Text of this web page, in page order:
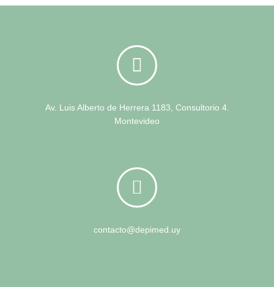
Av. Luis Alberto de Herrera 1183, Consultorio 4.
Montevideo
contacto@depimed.uy